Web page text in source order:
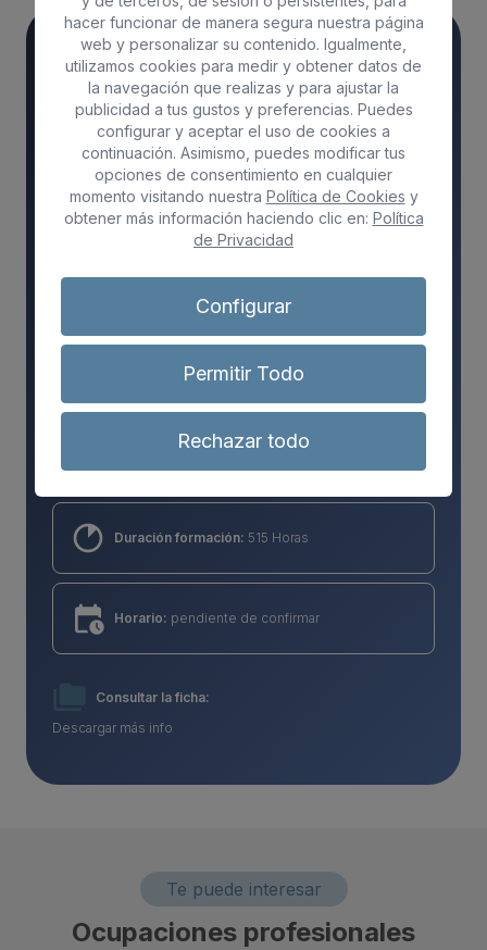
Información de interes
Te puede interesar
Código:SSCB0109
Código curso:24-35/007581
Fecha de inicio:consultar con el centro
Duración formación: 515 Horas
Horario: pendiente de confirmar
Consultar la ficha:
Descargar más info
Te puede interesar
Ocupaciones profesionales
hacer funcionar de manera segura nuestra página
web y personalizar su contenido. Igualmente,
utilizamos cookies para medir y obtener datos de
la navegación que realizas y para ajustar la
publicidad a tus gustos y preferencias. Puedes
configurar y aceptar el uso de cookies a
continuación. Asimismo, puedes modificar tus
opciones de consentimiento en cualquier
momento visitando nuestra Política de Cookies y
obtener más información haciendo clic en: Política
de Privacidad
Configurar
Permitir Todo
Rechazar todo